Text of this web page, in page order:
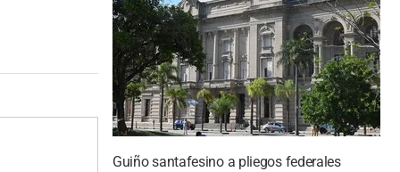
Guiño santafesino a pliegos federales